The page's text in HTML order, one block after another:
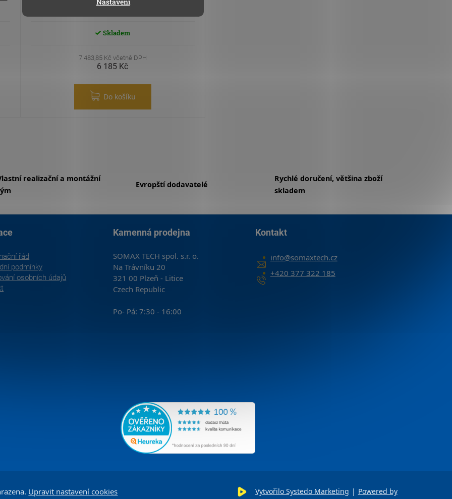
Skladem
7 483,85 Kč včetně DPH
6 185 Kč
Do košíku
realizační a montážní
Evropští dodavatelé
Rychlé doručení, většina zboží
skladem
řád
podmínky
osobních údajů
Kamenná prodejna
SOMAX TECH spol. s.r. o.
Na Trávníku 20
321 00 Plzeň - Litice
Czech Republic
Po- Pá: 7:30 - 16:00
Kontakt
info@somaxtech.cz
+420 377 322 185
Vytvořilo Systedo Marketing | Powered by
Upravit nastavení cookies